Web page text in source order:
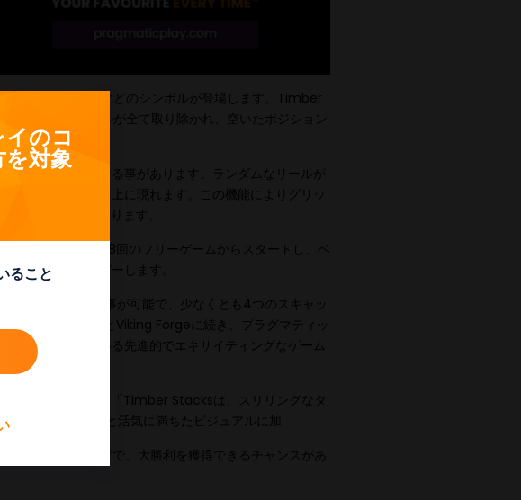
ガー、オオカミなどのシンボルが登場します。Timber
り勝利シンボルが全て取り除かれ、空いたポジション
ダムに大きくなる事があります。ランダムなリールが
ンを埋める為に上に現れます。この機能によりグリッ
ングな配当を作ります。
す。少なくとも8回のフリーゲームからスタートし、ベ
チャーがトリガーします。
倍で購入する事が可能で、少なくとも4つのスキャッ
PowernudgeとViking Forgeに続き、プラグマティッ
から支持されている先進的でエキサイティングなゲーム
に述べています。「Timber Stacksは、スリリングなタ
備えています。と活気に満ちたビジュアルに加
率の勝利のおかげで、大勝利を獲得できるチャンスがあ
のコ
対象
ること